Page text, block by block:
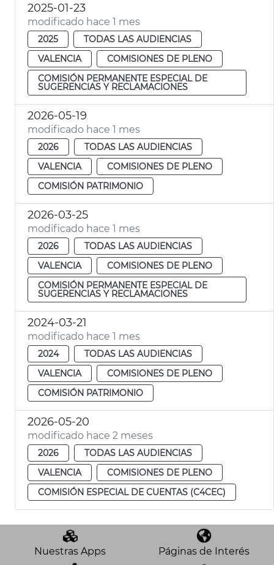
2025-01-23
modificado hace 1 mes
2025
TODAS LAS AUDIENCIAS
VALENCIA
COMISIONES DE PLENO
COMISIÓN PERMANENTE ESPECIAL DE
SUGERENCIAS Y RECLAMACIONES
2026-05-19
modificado hace 1 mes
2026
TODAS LAS AUDIENCIAS
VALENCIA
COMISIONES DE PLENO
COMISIÓN PATRIMONIO
2026-03-25
modificado hace 1 mes
2026
TODAS LAS AUDIENCIAS
VALENCIA
COMISIONES DE PLENO
COMISIÓN PERMANENTE ESPECIAL DE
SUGERENCIAS Y RECLAMACIONES
2024-03-21
modificado hace 1 mes
2024
TODAS LAS AUDIENCIAS
VALENCIA
COMISIONES DE PLENO
COMISIÓN PATRIMONIO
2026-05-20
modificado hace 2 meses
2026
TODAS LAS AUDIENCIAS
VALENCIA
COMISIONES DE PLENO
COMISIÓN ESPECIAL DE CUENTAS (C4CEC)
Nuestras Apps Páginas de Interés